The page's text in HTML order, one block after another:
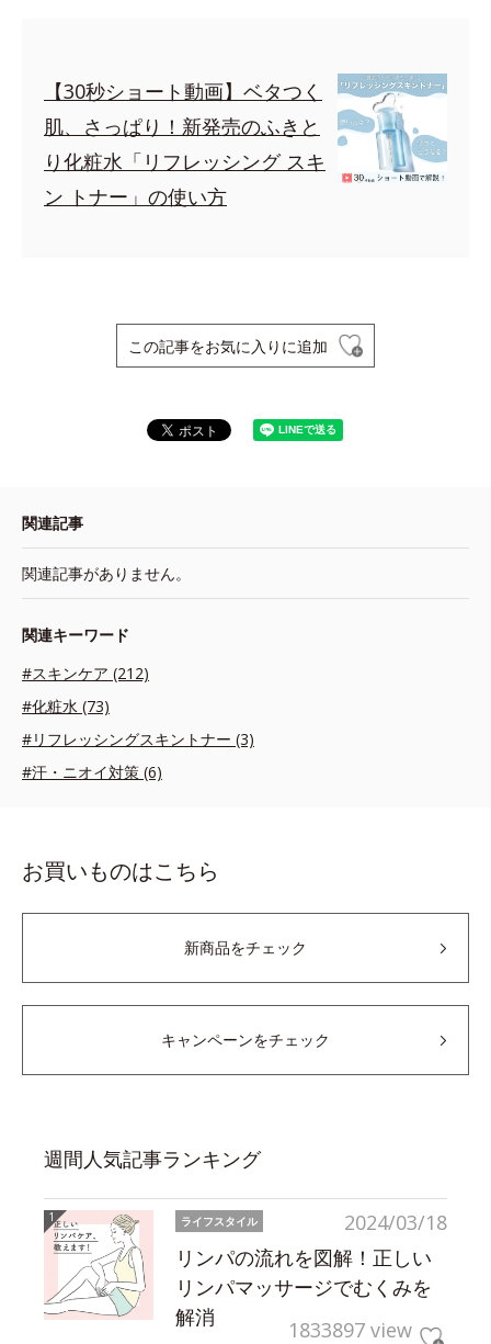
【30秒ショート動画】ベタつく
肌、さっぱり！新発売のふきと
り化粧水「リフレッシング スキ
ン トナー」の使い方
この記事をお気に入りに追加
関連記事
関連記事がありません。
関連キーワード
#スキンケア (212)
#化粧水 (73)
#リフレッシングスキントナー (3)
#汗・ニオイ対策 (6)
お買いものはこちら
新商品をチェック
キャンペーンをチェック
週間人気記事ランキング
2024/03/18
ライフスタイル
リンパの流れを図解！正しい
リンパマッサージでむくみを
解消
1833897 view